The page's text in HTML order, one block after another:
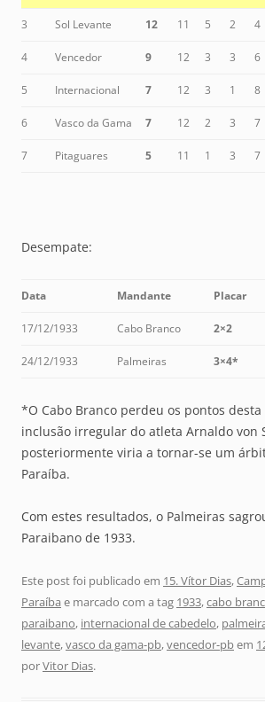
3 Sol Levante 12 11 5 2 4
4 Vencedor 9 12 3 3 6
5 Internacional 7 12 3 1 8
6 Vasco da Gama 7 12 2 3 7
7 Pitaguares 5 11 1 3 7
Desempate:
Data Mandante Placar
17/12/1933 Cabo Branco 2×2
24/12/1933 Palmeiras 3×4*
*O Cabo Branco perdeu os pontos
inclusão irregular do atleta Arnaldo von
posteriormente viria a tornar-se um
Paraíba.
Com estes resultados, o Palmeiras
Paraibano de 1933.
Este post foi publicado em 15. Vítor Dias,
Paraíba e marcado com a tag 1933,cabo
paraibano, internacional de cabedelo,
levante,vasco da gama-pb,vencedor-pbem
porVitor Dias.